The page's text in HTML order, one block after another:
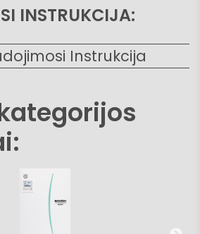
INSTRUKCIJA:
Instrukcija